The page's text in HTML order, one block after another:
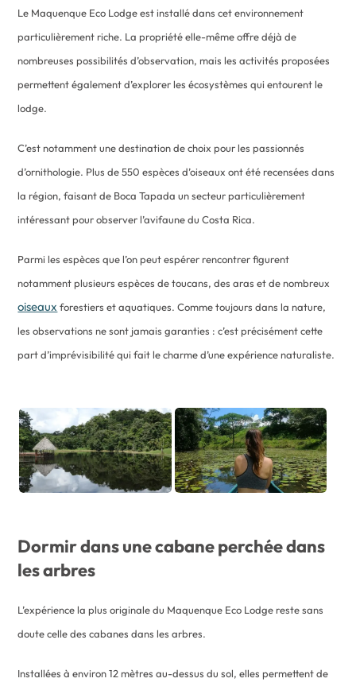
Le Maquenque Eco Lodge est installé dans cet environnement
particulièrement riche. La propriété elle-même offre déjà de
nombreuses possibilités d’observation, mais les activités proposées
permettent également d’explorer les écosystèmes qui entourent le
lodge.
C’est notamment une destination de choix pour les passionnés
d’ornithologie. Plus de 550 espèces d’oiseaux ont été recensées dans
la région, faisant de Boca Tapada un secteur particulièrement
intéressant pour observer l’avifaune du Costa Rica.
Parmi les espèces que l’on peut espérer rencontrer figurent
notamment plusieurs espèces de toucans, des aras et de nombreux
oiseaux forestiers et aquatiques. Comme toujours dans la nature,
les observations ne sont jamais garanties : c’est précisément cette
part d’imprévisibilité qui fait le charme d’une expérience naturaliste.
Dormir dans une cabane perchée dans
les arbres
L’expérience la plus originale du Maquenque Eco Lodge reste sans
doute celle des cabanes dans les arbres.
Installées à environ 12 mètres au-dessus du sol, elles permettent de